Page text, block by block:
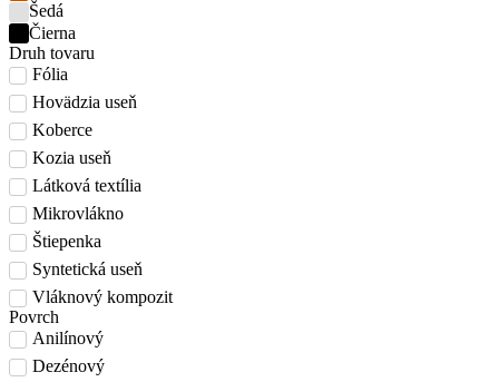
Šedá
Čierna
Druh tovaru
Fólia
Hovädzia useň
Koberce
Kozia useň
Látková textília
Mikrovlákno
Štiepenka
Syntetická useň
Vláknový kompozit
Povrch
Anilínový
Dezénový